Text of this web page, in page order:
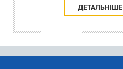
ДЕТАЛЬНІШЕ